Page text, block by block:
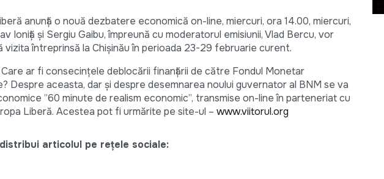
anunță o nouă dezbatere economică on-line, miercuri, ora 14.00, miercuri,
Ioniță și Sergiu Gaibu, împreună cu moderatorul emisiunii, Vlad Bercu, vor
vizita întreprinsă la Chișinău în perioada 23-29 februarie curent.
ar fi consecințele deblocării finanțării de către Fondul Monetar
Despre aceasta, dar și despre desemnarea noului guvernator al BNM se va
”60 minute de realism economic”, transmise on-line în parteneriat cu
Liberă. Acestea pot fi urmărite pe site-ul – www.viitorul.org
articolul pe rețele sociale: